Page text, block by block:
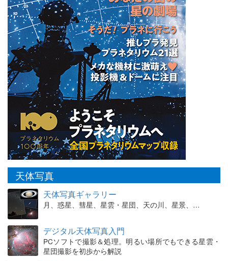
天体写真
天体写真ギャラリー
月、惑星、彗星、星雲・星団、天の川、星景、…
デジタル天体写真入門
PCソフトで撮影＆処理。明るい場所でもできる星雲・
星団撮影を初歩から解説